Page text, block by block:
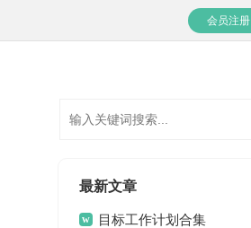
会员注册
最新文章
目标工作计划合集